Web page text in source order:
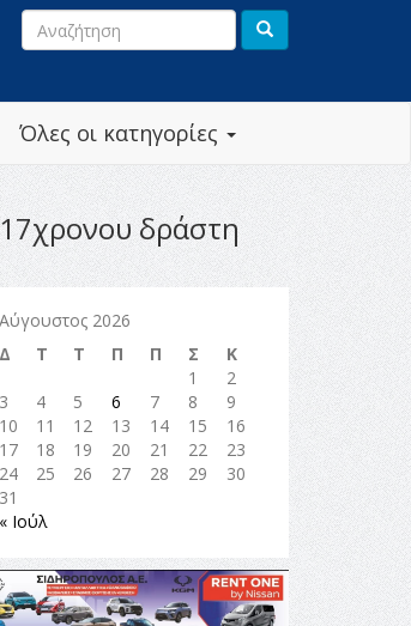
Όλες οι κατηγορίες
δράστη
Αύγουστος 2026
Δ
Τ Τ Π Π Σ
Κ
1
2
3
4 5 6 7 8
9
10
11 12 13 14 15
16
17
18 19 20 21 22
23
24
25 26 27 28 29
30
31
« Ιούλ